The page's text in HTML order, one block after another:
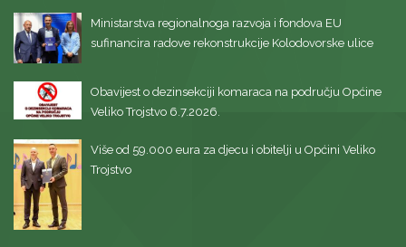
Ministarstva regionalnoga razvoja i fondova EU
sufinancira radove rekonstrukcije Kolodovorske ulice
Obavijest o dezinsekciji komaraca na području Općine
Veliko Trojstvo 6.7.2026.
Više od 59.000 eura za djecu i obitelji u Općini Veliko
Trojstvo